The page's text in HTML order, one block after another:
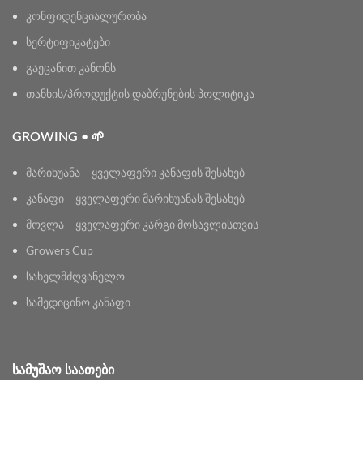
კონფიდენციალურობა
სერტიფიკატები
გაეცანით კანონს
თანხის/პროდუქტის დაბრუნების პოლიტიკა
GROWING • 🌱
მარიხუანა – ყველაფერი კანაფის შესახებ
კანაფი – ყველაფერი მარიხუანას შესახებ
მოვლა – ყველაფერი კარგი მოსავლისთვის
Growers Cup
სახელმძღვანელო
სამედიცინო კანაფი
ᲡᲐᲛᲣᲨᲐᲝ ᲡᲐᲐᲗᲔᲑᲘ